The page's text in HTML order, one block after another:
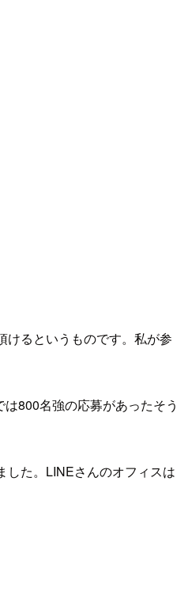
けるというものです。私が参
800名強の応募があったそう
した。LINEさんのオフィスは